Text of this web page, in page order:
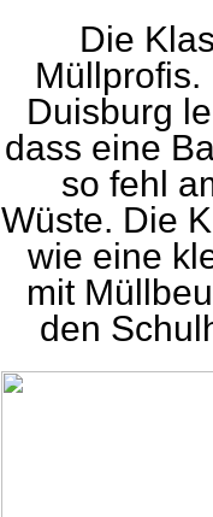
Die
Müllprofis.
Duisburg
dass eine
so fehl
Wüste. Die
wie eine
mit
den